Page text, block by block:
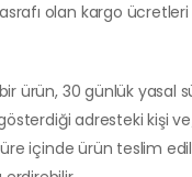
olan kargo ücretleri
bir ürün, 30 günlük yasal
gösterdiği adresteki kişi
içinde ürün teslim